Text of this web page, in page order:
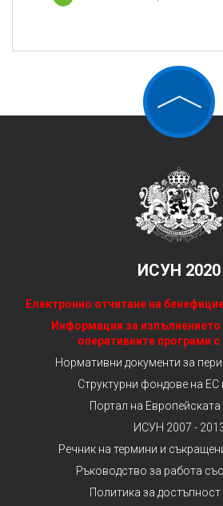
ИСУН 2020
Електронно отчитане на
Информация за изпълнението
оперативните програми
Нормативни документи за
Структурни фондове на ЕС
Портал на
ИСУН 2007 -
Речник на термини и
Ръководство за работа
Политика за достъпност